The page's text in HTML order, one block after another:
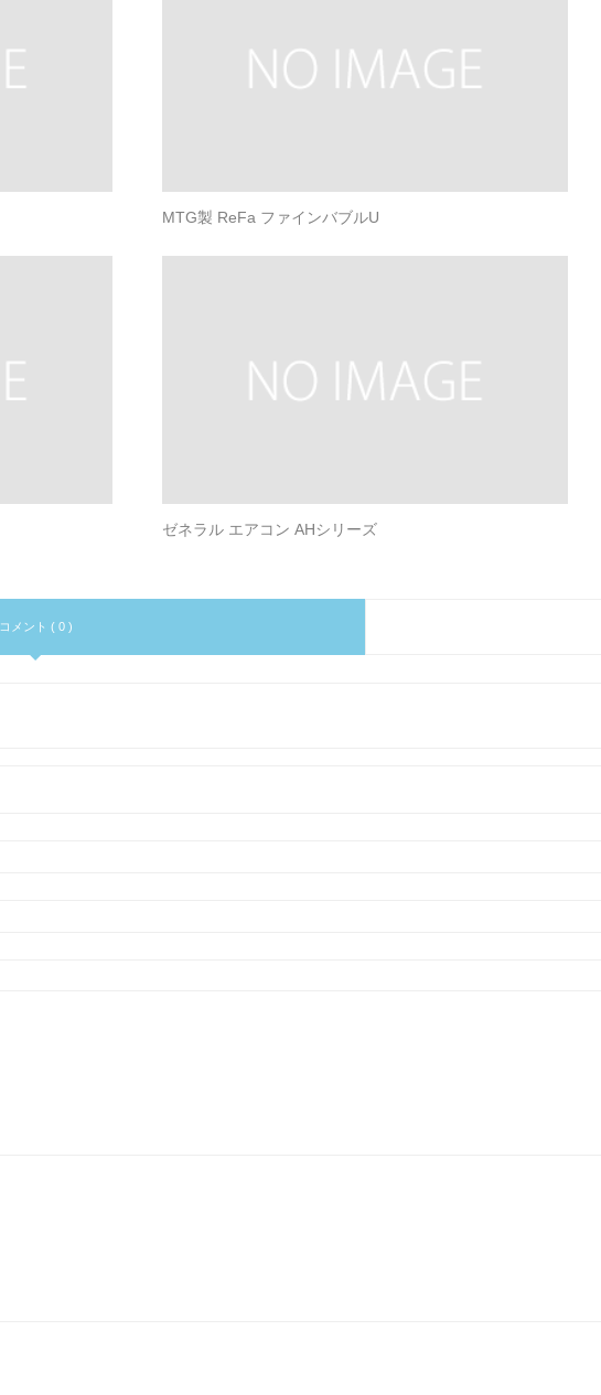
MTG製 ReFa ファインバブルU
ゼネラル エアコン AHシリーズ
コメント ( 0 )